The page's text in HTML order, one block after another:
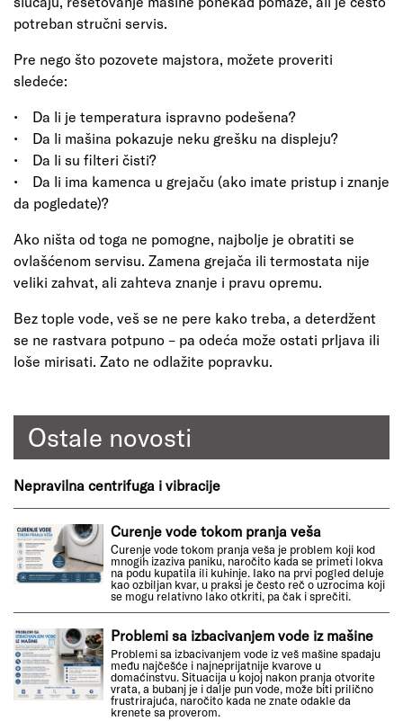
potreban stručni servis.
Pre nego što pozovete majstora, možete proveriti
sledeće:
• Da li je temperatura ispravno podešena?
• Da li mašina pokazuje neku grešku na displeju?
• Da li su filteri čisti?
• Da li ima kamenca u grejaču (ako imate pristup i znanje
da pogledate)?
Ako ništa od toga ne pomogne, najbolje je obratiti se
ovlašćenom servisu. Zamena grejača ili termostata nije
veliki zahvat, ali zahteva znanje i pravu opremu.
Bez tople vode, veš se ne pere kako treba, a deterdžent
se ne rastvara potpuno – pa odeća može ostati prljava ili
loše mirisati. Zato ne odlažite popravku.
Ostale novosti
Nepravilna centrifuga i vibracije
Curenje vode tokom pranja veša
Curenje vode tokom pranja veša je problem koji kod
mnogih izaziva paniku, naročito kada se primeti lokva
na podu kupatila ili kuhinje. Iako na prvi pogled deluje
kao ozbiljan kvar, u praksi je često reč o uzrocima koji
se mogu relativno lako otkriti, pa čak i sprečiti.
Problemi sa izbacivanjem vode iz mašine
Problemi sa izbacivanjem vode iz veš mašine spadaju
među najčešće i najneprijatnije kvarove u
domaćinstvu. Situacija u kojoj nakon pranja otvorite
vrata, a bubanj je i dalje pun vode, može biti prilično
frustrirajuća, naročito kada ne znate odakle da
krenete sa proverom.